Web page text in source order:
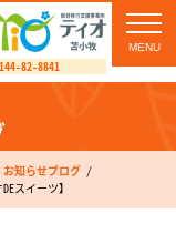
82-8841
お知らせブログ
スイーツ】